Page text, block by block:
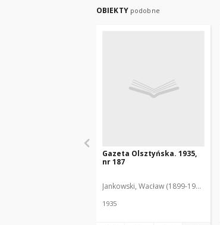
OBIEKTY podobne
Gazeta Olsztyńska. 1935,
nr 187
Jankowski, Wacław (1899-1975). Red.
1935